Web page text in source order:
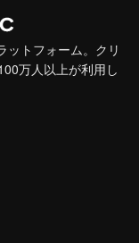
ットフォーム。クリ
万人以上が利用し